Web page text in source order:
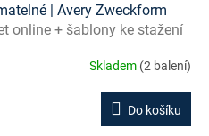
| Avery Zweckform
online + šablony ke stažení
Skladem (2 balení)
Do košíku